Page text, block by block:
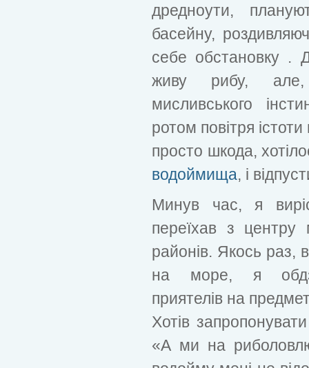
дредноути,
басейну,
себе обстановку .
живу рибу, але,
мисливського
ротом повітря
просто шкода,
водоймища, і
Минув час, я
переїхав з центру
районів. Якось раз,
на море, я
приятелів на
Хотів
«А ми на